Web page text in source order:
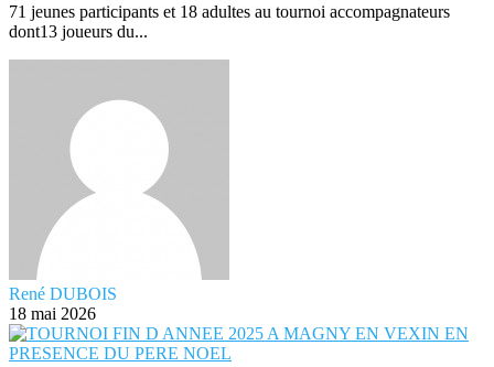
71 jeunes participants et 18 adultes au tournoi accompagnateurs
dont13 joueurs du...
René DUBOIS
18 mai 2026